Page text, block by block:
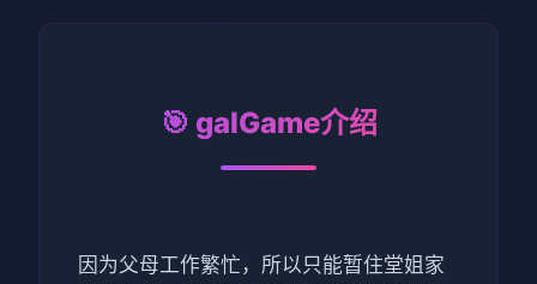
🎯 galGame介绍
因为父母工作繁忙，所以只能暂住堂姐家